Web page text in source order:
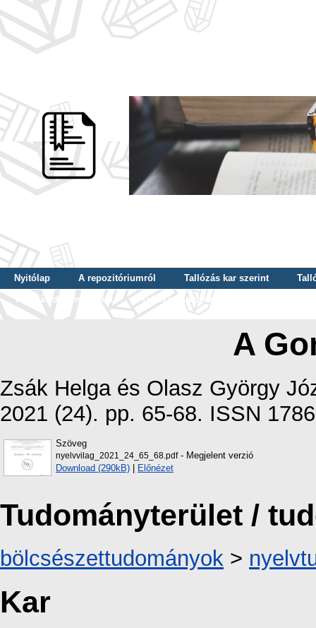
Nyitólap A repozitóriumról Tallózás kar szerint
Tallózás dátum szerint
Tallózás tudományterület szerint
A
Zsák Helgaés Olasz György
2021 (24). pp. 65-68. ISSN
Szöveg
nyelvvilag_2021_24_65_68.pdf- Megjelent verzió
Download (290kB) | Előnézet
Tudományterület /
bölcsészettudományok >
Kar